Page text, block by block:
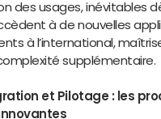
des usages, inévitables
à de nouvelles
à l’international,
supplémentaire.
et Pilotage : les